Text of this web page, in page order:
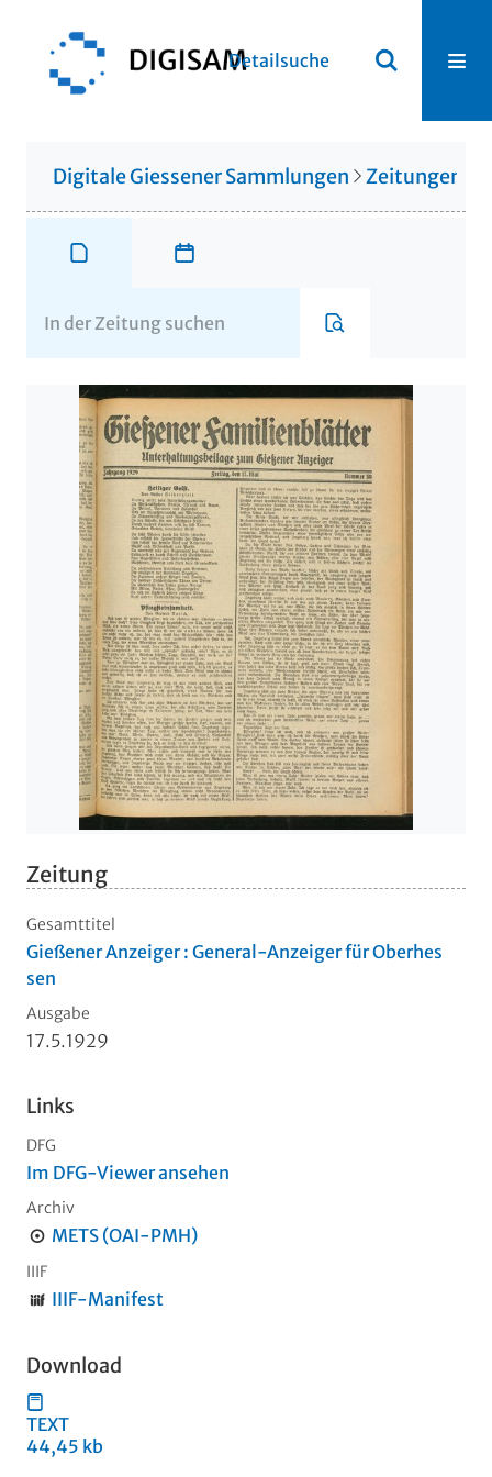
Detailsuche
Digitale Giessener Sammlungen Zeitungen
Zeitung
Gesamttitel
Gießener Anzeiger : General-Anzeiger für Oberhes
sen
Ausgabe
17.5.1929
Links
DFG
Im DFG-Viewer ansehen
Archiv
METS (OAI-PMH)
IIIF
IIIF-Manifest
Download
TEXT
44,45 kb